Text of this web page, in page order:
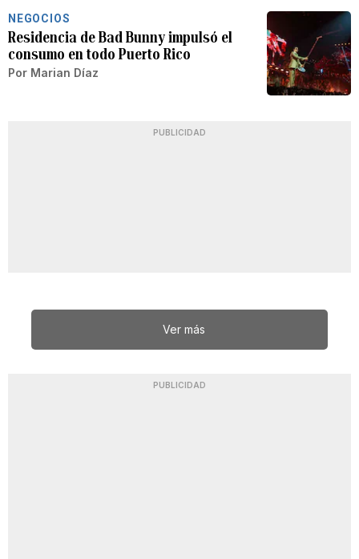
NEGOCIOS
Residencia de Bad Bunny impulsó el
consumo en todo Puerto Rico
Por Marian Díaz
PUBLICIDAD
Ver más
PUBLICIDAD